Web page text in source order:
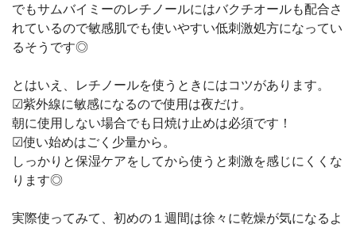
でもサムバイミーのレチノールにはバクチオールも配合さ
れているので敏感肌でも使いやすい低刺激処方になってい
るそうです◎
とはいえ、レチノールを使うときにはコツがあります。
☑︎紫外線に敏感になるので使用は夜だけ。
朝に使用しない場合でも日焼け止めは必須です！
☑︎使い始めはごく少量から。
しっかりと保湿ケアをしてから使うと刺激を感じにくくな
ります◎
実際使ってみて、初めの１週間は徐々に乾燥が気になるよ